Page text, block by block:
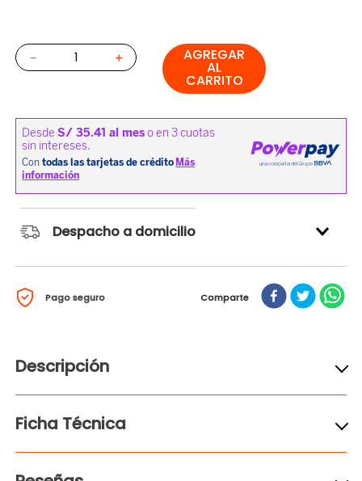
＋
－ AGREGAR
AL
CARRITO
Despacho a domicilio
Pago seguro Comparte
Descripción
Ficha Técnica